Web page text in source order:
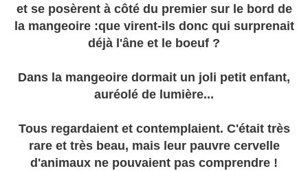
et se posèrent à côté du premier sur le bord de
la mangeoire :que virent-ils donc qui surprenait
déjà l'âne et le boeuf ?
Dans la mangeoire dormait un joli petit enfant,
auréolé de lumière...
Tous regardaient et contemplaient. C'était très
rare et très beau, mais leur pauvre cervelle
d'animaux ne pouvaient pas comprendre !